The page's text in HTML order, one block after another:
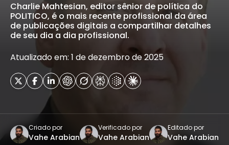
Charlie Mahtesian, editor sênior de política do
POLITICO, é o mais recente profissional da área
de publicações digitais a compartilhar detalhes
de seu dia a dia profissional.
Atualizado em: 1 de dezembro de 2025
Criado por
Vahe Arabian
Verificado por
Vahe Arabian
Editado por
Vahe Arabian